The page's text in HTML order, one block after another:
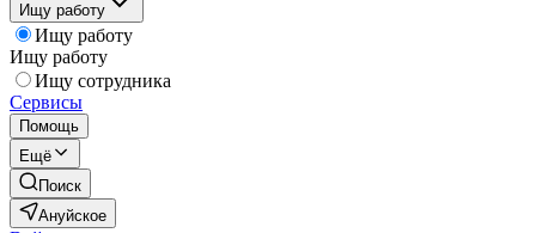
Ищу работу
Ищу работу
Ищу работу
Ищу сотрудника
Сервисы
Помощь
Ещё
Поиск
Ануйское